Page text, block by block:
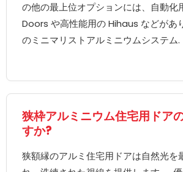
の他の最上位オプションには、自動
Doors や高性能用の Hihaus などがあ
のミニマリストアルミニウムシステム.
狭枠アルミニウム住宅用ドア
すか?
狭額縁のアルミ住宅用ドアは自然光を